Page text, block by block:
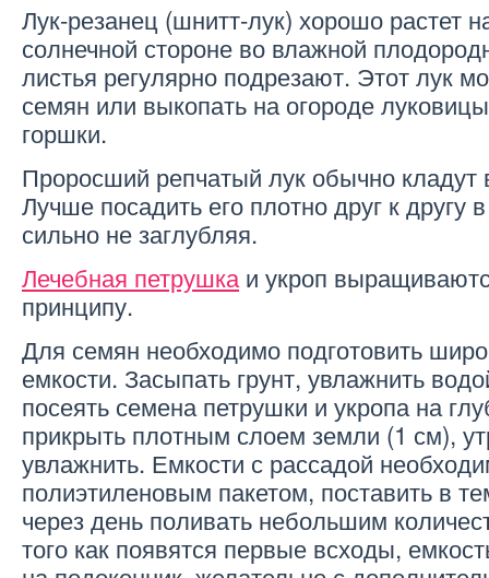
Лук-резанец (шнитт-лук) хорошо растет
солнечной стороне во влажной
листья регулярно подрезают. Этот лук
семян или выкопать на огороде
горшки.
Проросший репчатый лук обычно кладут
Лучше посадить его плотно друг к другу
сильно не заглубляя.
Лечебная петрушка и укроп
принципу.
Для семян необходимо подготовить
емкости. Засыпать грунт, увлажнить
посеять семена петрушки и укропа на
прикрыть плотным слоем земли (1 см),
увлажнить. Емкости с рассадой
полиэтиленовым пакетом, поставить в
через день поливать небольшим
того как появятся первые всходы,